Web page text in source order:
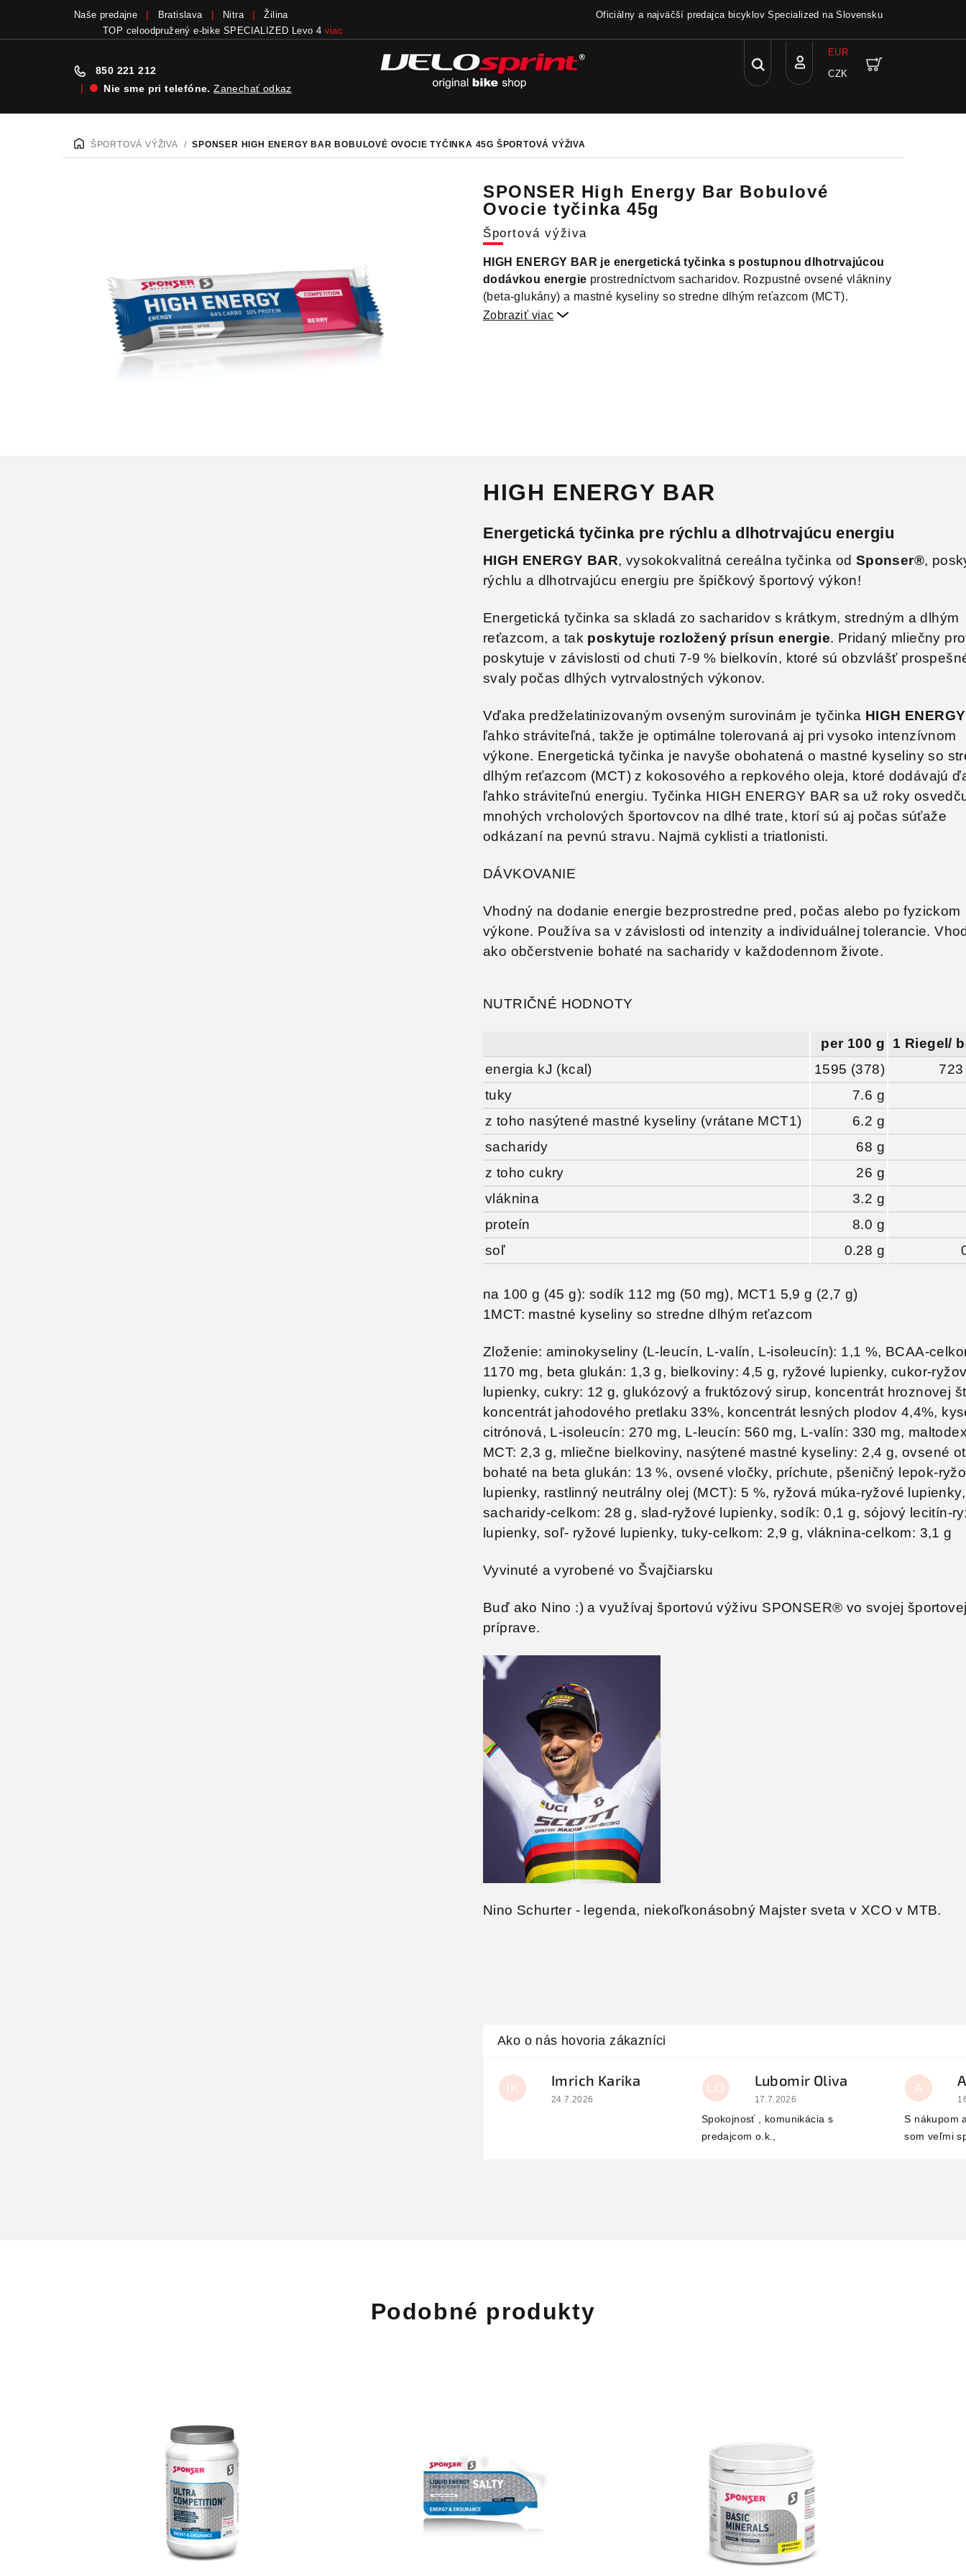
Naše predajne Bratislava Nitra Žilina
Oficiálny a najväčší predajca bicyklov Specialized na Slovensku
TOP celoodpružený e-bike SPECIALIZED Levo 4 viac
850 221 212
|
Nie sme pri telefóne.Zanechať odkaz
Hľadať
Prihlásenie
EUR
CZK
košík
DOMOVŠPORTOVÁ VÝŽIVA / SPONSER HIGH ENERGY BAR BOBULOVÉ OVOCIE TYČINKA 45G ŠPORTOVÁ VÝŽIVA
SPONSER High Energy Bar Bobulové
Ovocie tyčinka 45g
Športová výživa
HIGH ENERGY BAR je energetická tyčinka s postupnou dlhotrvajúcou
dodávkou energie prostredníctvom sacharidov. Rozpustné ovsené vlákniny
(beta-glukány) a mastné kyseliny so stredne dlhým reťazcom (MCT).
Zobraziť viac 
HIGH ENERGY BAR
Energetická tyčinka pre rýchlu a dlhotrvajúcu energiu
HIGH ENERGY BAR, vysokokvalitná cereálna tyčinka od Sponser®,
rýchlu a dlhotrvajúcu energiu pre špičkový športový výkon!
Energetická tyčinka sa skladá zo sacharidov s krátkym, stredným a dlhým
reťazcom, a tak poskytuje rozložený prísun energie. Pridaný mliečny
poskytuje v závislosti od chuti 7-9 % bielkovín, ktoré sú obzvlášť
svaly počas dlhých vytrvalostných výkonov.
Vďaka predželatinizovaným ovseným surovinám je tyčinka HIGH
ľahko stráviteľná, takže je optimálne tolerovaná aj pri vysoko intenzívnom
výkone. Energetická tyčinka je navyše obohatená o mastné kyseliny so
dlhým reťazcom (MCT) z kokosového a repkového oleja, ktoré dodávajú
ľahko stráviteľnú energiu. Tyčinka HIGH ENERGY BAR sa už roky
mnohých vrcholových športovcov na dlhé trate, ktorí sú aj počas súťaže
odkázaní na pevnú stravu. Najmä cyklisti a triatlonisti.
DÁVKOVANIE
Vhodný na dodanie energie bezprostredne pred, počas alebo po fyzickom
výkone. Používa sa v závislosti od intenzity a individuálnej tolerancie.
ako občerstvenie bohaté na sacharidy v každodennom živote.
NUTRIČNÉ HODNOTY
per 100 g
1 Riegel/
energia kJ (kcal)
1595 (378)
tuky
7.6 g
z toho nasýtené mastné kyseliny (vrátane MCT1)
6.2 g
sacharidy
68 g
z toho cukry
26 g
vláknina
3.2 g
proteín
8.0 g
soľ
0.28 g
na 100 g (45 g): sodík 112 mg (50 mg), MCT1 5,9 g (2,7 g)
1MCT: mastné kyseliny so stredne dlhým reťazcom
Zloženie:aminokyseliny (L-leucín, L-valín, L-isoleucín): 1,1 %, BCAA-
1170 mg, beta glukán: 1,3 g, bielkoviny: 4,5 g, ryžové lupienky, cukor-
lupienky, cukry: 12 g, glukózový a fruktózový sirup, koncentrát hroznovej
koncentrát jahodového pretlaku 33%, koncentrát lesných plodov 4,4%,
citrónová, L-isoleucín: 270 mg, L-leucín: 560 mg, L-valín: 330 mg,
MCT: 2,3 g, mliečne bielkoviny, nasýtené mastné kyseliny: 2,4 g, ovsené
bohaté na beta glukán: 13 %, ovsené vločky, príchute, pšeničný lepok-
lupienky, rastlinný neutrálny olej (MCT): 5 %, ryžová múka-ryžové lupienky,
sacharidy-celkom: 28 g, slad-ryžové lupienky, sodík: 0,1 g, sójový lecitín-
lupienky, soľ- ryžové lupienky, tuky-celkom: 2,9 g, vláknina-celkom: 3,1 g
Vyvinuté a vyrobené vo Švajčiarsku
Buď ako Nino :) a využívaj športovú výživu SPONSER® vo svojej
príprave.
Nino Schurter - legenda, niekoľkonásobný Majster sveta v XCO v MTB.
IK Imrich Karika
Hodnotenie obchodu je 5 z 5 hviezdičiek.
24.7.2026
LO Lubomir Oliva
Hodnotenie obchodu je 5 z 5 hviezdičiek.
17.7.2026
Spokojnosť , komunikácia s
predajcom o.k.,
A
S nákupom
som veľmi
Podobné produkty